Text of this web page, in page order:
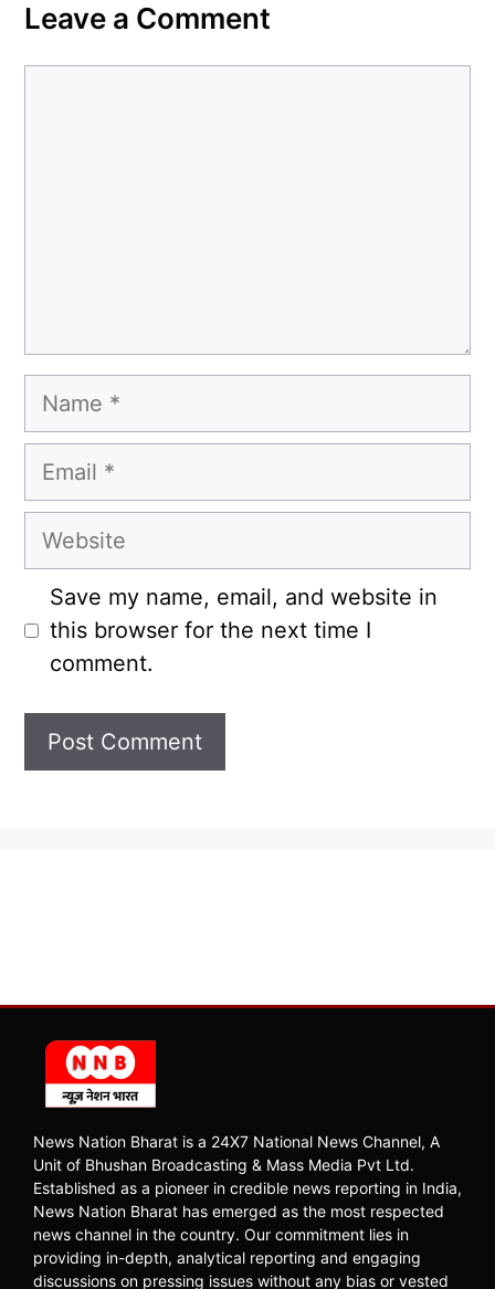
Leave a Comment
Name
Email
Website
Save my name, email, and website in
this browser for the next time I
comment.
News Nation Bharat is a 24X7 National News Channel, A
Unit of Bhushan Broadcasting & Mass Media Pvt Ltd.
Established as a pioneer in credible news reporting in India,
News Nation Bharat has emerged as the most respected
news channel in the country. Our commitment lies in
providing in-depth, analytical reporting and engaging
discussions on pressing issues without any bias or vested